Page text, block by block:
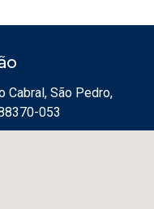
São Pedro,
053